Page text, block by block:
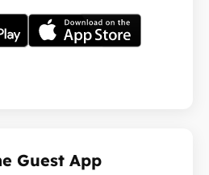
Guest App